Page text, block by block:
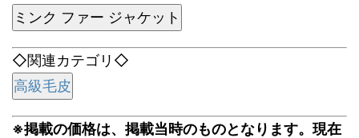
ミンク ファー ジャケット
◇関連カテゴリ◇
高級毛皮
※掲載の価格は、掲載当時のものとなります。現在